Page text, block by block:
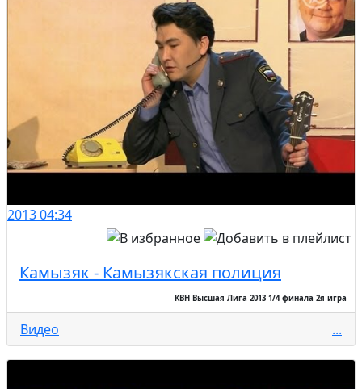
201304:34
Камызяк - Камызякская полиция
КВН Высшая Лига 2013 1/4 финала 2я игра
Видео ...